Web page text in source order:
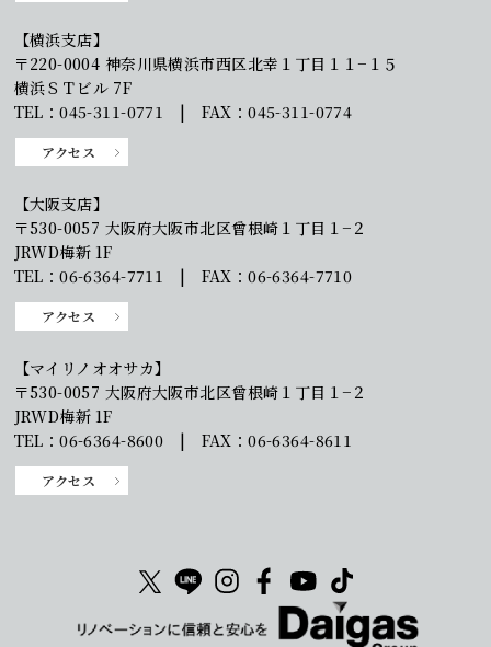
【横浜支店】
〒220-0004 神奈川県横浜市西区北幸１丁目１１−１５
横浜ＳＴビル 7F
TEL：045-311-0771 | FAX：045-311-0774
アクセス
【大阪支店】
〒530-0057 大阪府大阪市北区曾根崎１丁目１−２
JRWD梅新 1F
TEL：06-6364-7711 | FAX：06-6364-7710
アクセス
【マイリノオオサカ】
〒530-0057 大阪府大阪市北区曾根崎１丁目１−２
JRWD梅新 1F
TEL：06-6364-8600 | FAX：06-6364-8611
アクセス